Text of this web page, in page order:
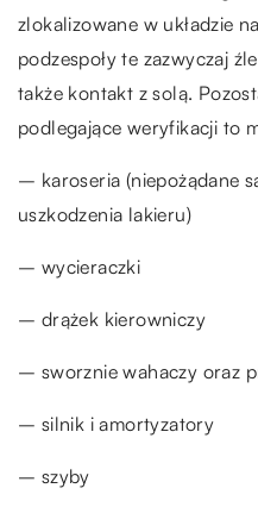
zlokalizowane w układzie
podzespoły te zazwyczaj
także kontakt z solą.
podlegające weryfikacji to
– karoseria (niepożądane
uszkodzenia lakieru)
– wycieraczki
– drążek kierowniczy
– sworznie wahaczy oraz
– silnik i amortyzatory
– szyby